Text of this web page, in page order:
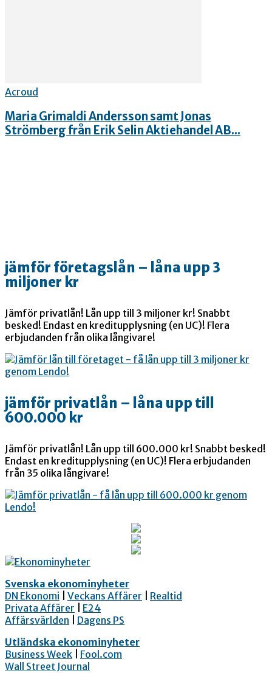
Acroud
Maria Grimaldi Andersson samt Jonas
Strömberg från Erik Selin Aktiehandel AB...
jämför företagslån – låna upp 3
miljoner kr
Jämför privatlån! Lån upp till 3 miljoner kr! Snabbt
besked! Endast en kreditupplysning (en UC)! Flera
erbjudanden från olika långivare!
jämför privatlån – låna upp till
600.000 kr
Jämför privatlån! Lån upp till 600.000 kr! Snabbt besked!
Endast en kreditupplysning (en UC)! Flera erbjudanden
från 35 olika långivare!
Svenska ekonominyheter
DN Ekonomi
Veckans Affärer
Realtid
Privata Affärer
E24
Affärsvärlden
Dagens PS
Utländska ekonominyheter
Business Week
Fool.com
Wall Street Journal